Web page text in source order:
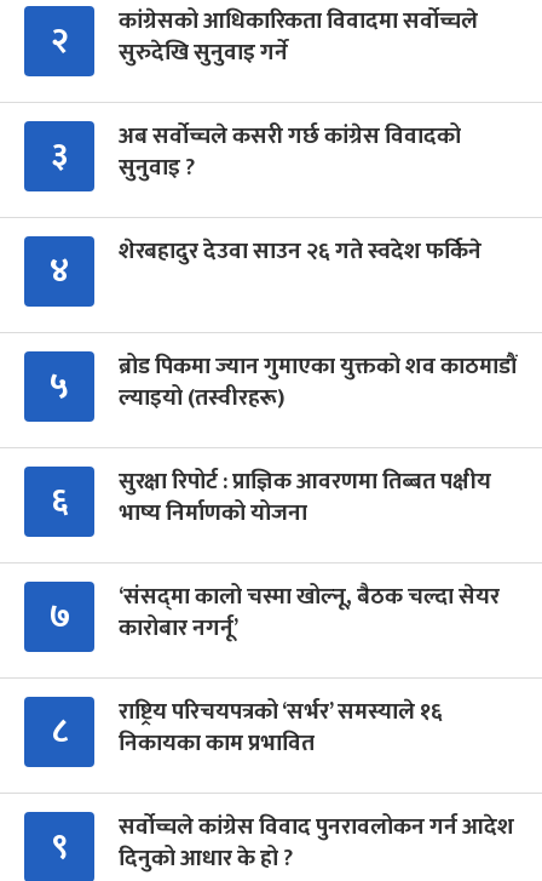
२
कांग्रेसको आधिकारिकता विवादमा सर्वोच्चले
सुरुदेखि सुनुवाइ गर्ने
३
अब सर्वोच्चले कसरी गर्छ कांग्रेस विवादको
सुनुवाइ ?
४ शेरबहादुर देउवा साउन २६ गते स्वदेश फर्किने
५
ब्रोड पिकमा ज्यान गुमाएका युक्तको शव काठमाडौं
ल्याइयो (तस्वीरहरू)
६
सुरक्षा रिपोर्ट : प्राज्ञिक आवरणमा तिब्बत पक्षीय
भाष्य निर्माणको योजना
७
‘संसद्‍मा कालो चस्मा खोल्नू, बैठक चल्दा सेयर
कारोबार नगर्नू’
८
राष्ट्रिय परिचयपत्रको ‘सर्भर’ समस्याले १६
निकायका काम प्रभावित
९
सर्वोच्चले कांग्रेस विवाद पुनरावलोकन गर्न आदेश
दिनुको आधार के हो ?